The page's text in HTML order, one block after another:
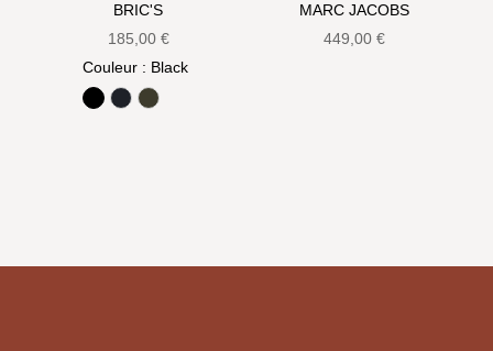
BRIC'S
185,00 €
Couleur : Black
BlackOcean Blue
Olive
MARC JACOBS
449,00€